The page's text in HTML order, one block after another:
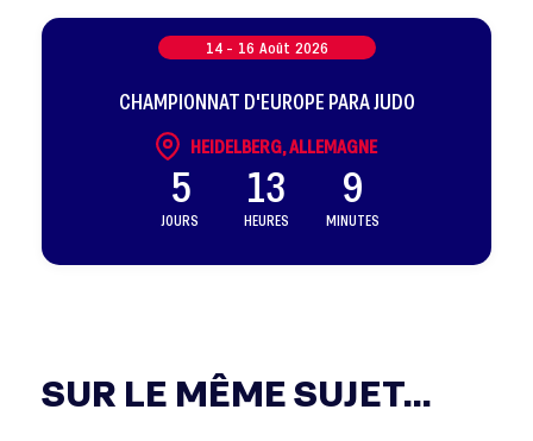
14 - 16 Août 2026
CHAMPIONNAT D'EUROPE PARA JUDO
HEIDELBERG, ALLEMAGNE
5
JOURS
13
HEURES
9
MINUTES
SUR LE MÊME SUJET...